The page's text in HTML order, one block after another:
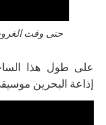
حتى وقت
على طول هذا
إذاعة البحرين